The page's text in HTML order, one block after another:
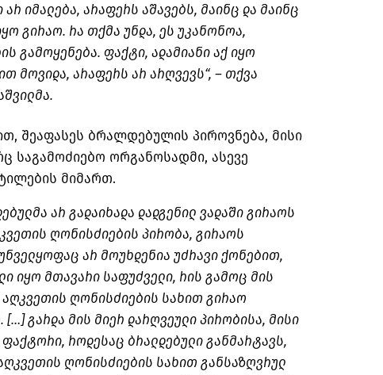
იმალება, არაფერს აშავებს, მაინც და მაინც
გირაო. რა თქმა უნდა, ეს უკანონოა,
გამოყენება. ფაქტი, ადამიანი აქ იყო
მოვიდა, არაფერს არ არღვევს“, – თქვა
შეაფასეს ბრალდებულის პიროვნება, მისი
საგამოძიებო ორგანოსადმი, ასევე
მიმართ.
არ გადაიხადა დადგენილ ვადაში გირაოს
ღონისძიების პირობა, გირაოს
არ მოუხდენია უძრავი ქონებით,
იყო მთავარი საფუძველი, რის გამოც მის
ღონისძიების სახით გირაო
გარდა მის მიერ დარღვეული პირობისა, მისი
როდესაც ბრალდებული განმარტავს,
ღონისძიების სახით განსაზღვრულ